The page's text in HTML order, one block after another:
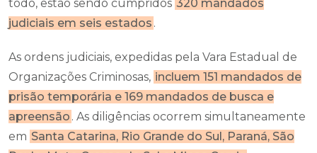
todo, estão sendo cumpridos 320 mandados
judiciais em seis estados .
As ordens judiciais, expedidas pela Vara Estadual de
Organizações Criminosas, incluem 151 mandados de
prisão temporária e 169 mandados de busca e
apreensão . As diligências ocorrem simultaneamente
em Santa Catarina, Rio Grande do Sul, Paraná, São